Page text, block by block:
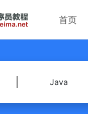
首页
Java